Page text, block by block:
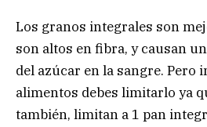
Los granos integrales son
son altos en fibra, y causan
del azúcar en la sangre. Pero
alimentos debes limitarlo ya
también, limitan a 1 pan